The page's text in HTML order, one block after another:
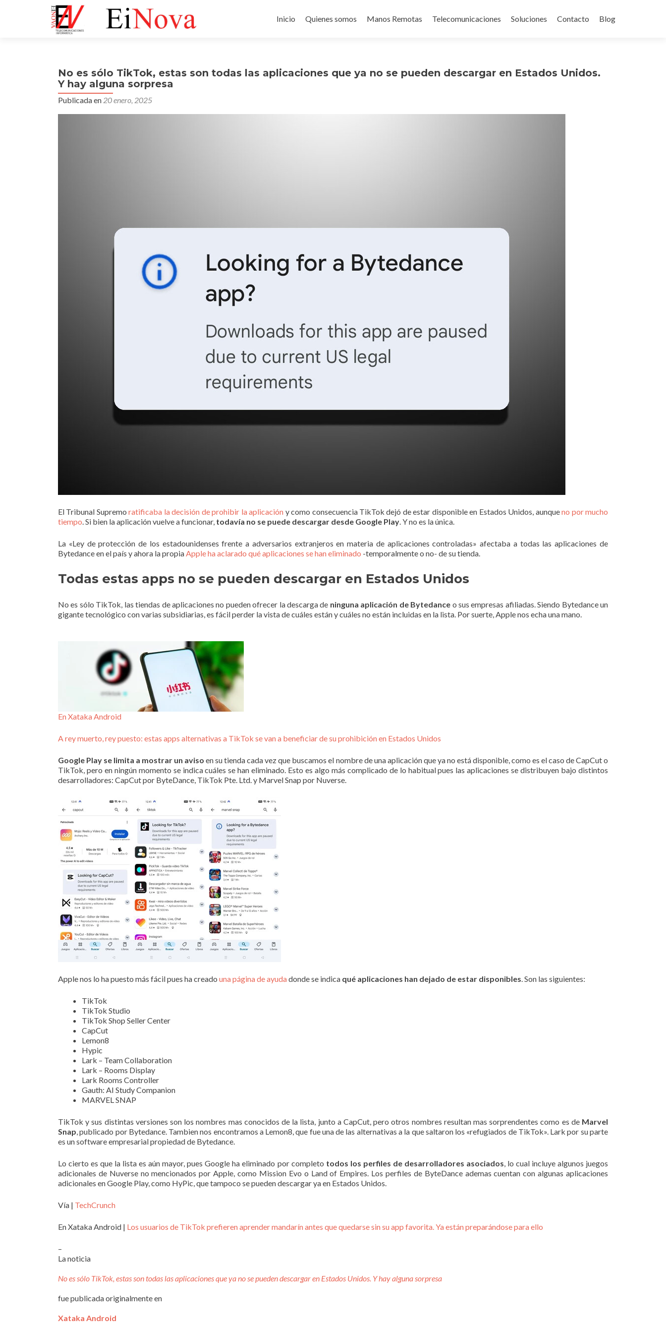
al
Inicio Quienes somos Manos Remotas Telecomunicaciones Soluciones Contacto Blog
No es sólo TikTok, estas son todas las aplicaciones que ya no se pueden descargar en Estados Unidos.
Y hay alguna sorpresa
Publicada en 20 enero, 2025
El Tribunal Supremoratificaba la decisión de prohibir la aplicación y como consecuencia TikTok dejó de estar disponible en Estados Unidos, aunqueno por mucho
tiempo. Si bien la aplicación vuelve a funcionar, todavía no se puede descargar desde Google Play. Y no es la única.
La «Ley de protección de los estadounidenses frente a adversarios extranjeros en materia de aplicaciones controladas» afectaba a todas las aplicaciones de
Bytedance en el país y ahora la propiaApple ha aclarado qué aplicaciones se han eliminado -temporalmente o no- de su tienda.
Todas estas apps no se pueden descargar en Estados Unidos
No es sólo TikTok, las tiendas de aplicaciones no pueden ofrecer la descarga de ninguna aplicación de Bytedance o sus empresas afiliadas. Siendo Bytedance un
gigante tecnológico con varias subsidiarias, es fácil perder la vista de cuáles están y cuáles no están incluidas en la lista. Por suerte, Apple nos echa una mano.
En Xataka Android
A rey muerto, rey puesto: estas apps alternativas a TikTok se van a beneficiar de su prohibición en Estados Unidos
Google Play se limita a mostrar un aviso en su tienda cada vez que buscamos el nombre de una aplicación que ya no está disponible, como es el caso de CapCut o
TikTok, pero en ningún momento se indica cuáles se han eliminado. Esto es algo más complicado de lo habitual pues las aplicaciones se distribuyen bajo distintos
desarrolladores: CapCut por ByteDance, TikTok Pte. Ltd. y Marvel Snap por Nuverse.
Apple nos lo ha puesto más fácil pues ha creado una página de ayudadonde se indica qué aplicaciones han dejado de estar disponibles. Son las siguientes:
TikTok
TikTok Studio
TikTok Shop Seller Center
CapCut
Lemon8
Hypic
Lark – Team Collaboration
Lark – Rooms Display
Lark Rooms Controller
Gauth: AI Study Companion
MARVEL SNAP
TikTok y sus distintas versiones son los nombres mas conocidos de la lista, junto a CapCut, pero otros nombres resultan mas sorprendentes como es de Marvel
Snap, publicado por Bytedance. Tambien nos encontramos a Lemon8, que fue una de las alternativas a la que saltaron los «refugiados de TikTok». Lark por su parte
es un software empresarial propiedad de Bytedance.
Lo cierto es que la lista es aún mayor, pues Google ha eliminado por completo todos los perfiles de desarrolladores asociados, lo cual incluye algunos juegos
adicionales de Nuverse no mencionados por Apple, como Mission Evo o Land of Empires. Los perfiles de ByteDance ademas cuentan con algunas aplicaciones
adicionales en Google Play, como HyPic, que tampoco se pueden descargar ya en Estados Unidos.
Vía | TechCrunch
En Xataka Android | Los usuarios de TikTok prefieren aprender mandarín antes que quedarse sin su app favorita. Ya están preparándose para ello
–
La noticia
No es sólo TikTok, estas son todas las aplicaciones que ya no se pueden descargar en Estados Unidos. Y hay alguna sorpresa
fue publicada originalmente en
Xataka Android